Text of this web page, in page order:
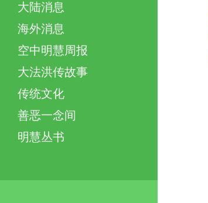
大陆消息
海外消息
空中明慧周报
大法洪传故事
传统文化
善恶一念间
明慧丛书